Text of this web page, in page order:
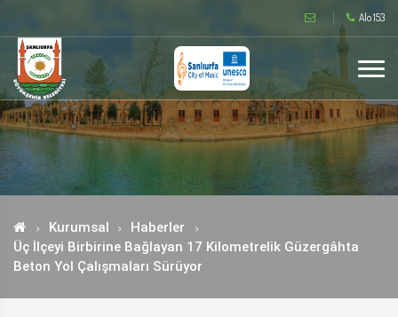
Alo 153
Kurumsal
Haberler
Üç İlçeyi Birbirine Bağlayan 17 Kilometrelik Güzergâhta
Beton Yol Çalışmaları Sürüyor